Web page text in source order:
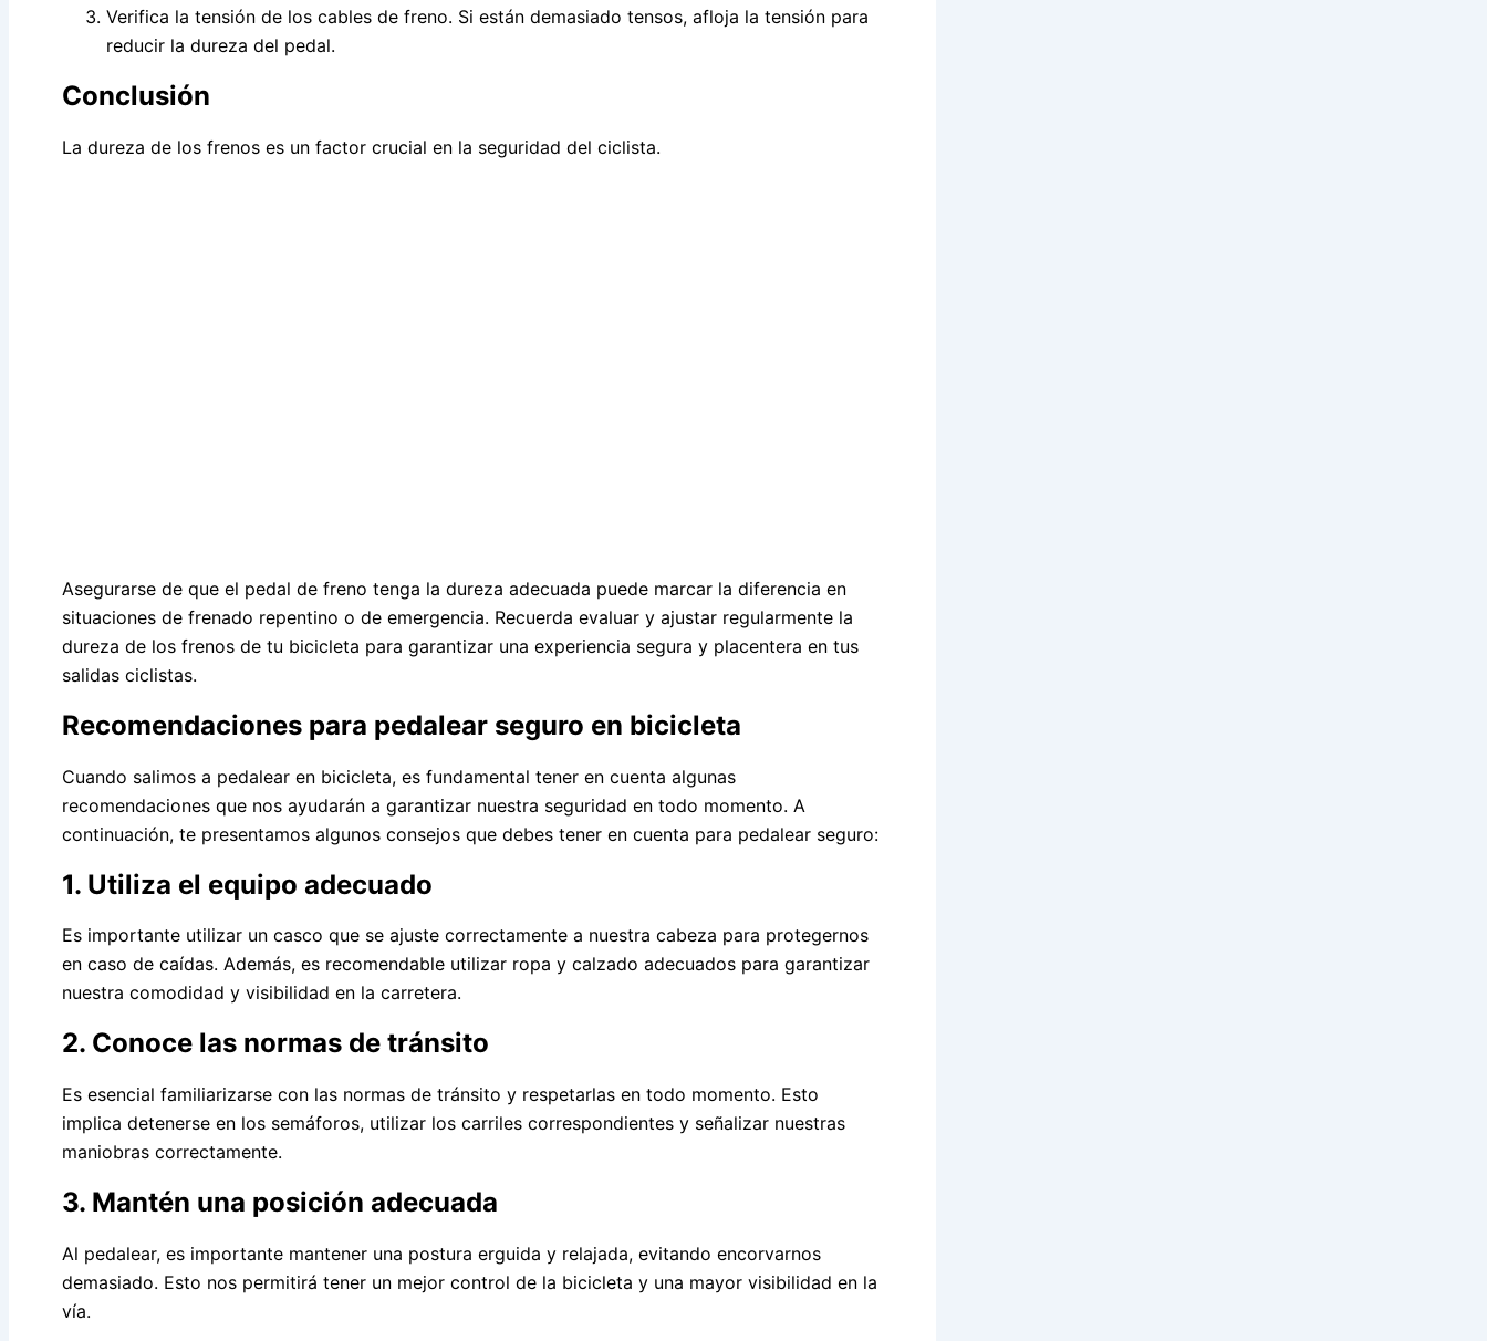
Verifica la tensión de los cables de freno. Si están demasiado tensos, afloja la tensión para
reducir la dureza del pedal.
Conclusión
La dureza de los frenos es un factor crucial en la seguridad del ciclista.
Asegurarse de que el pedal de freno tenga la dureza adecuada puede marcar la diferencia en
situaciones de frenado repentino o de emergencia. Recuerda evaluar y ajustar regularmente la
dureza de los frenos de tu bicicleta para garantizar una experiencia segura y placentera en tus
salidas ciclistas.
Recomendaciones para pedalear seguro en bicicleta
Cuando salimos a pedalear en bicicleta, es fundamental tener en cuenta algunas
recomendaciones que nos ayudarán a garantizar nuestra seguridad en todo momento. A
continuación, te presentamos algunos consejos que debes tener en cuenta para pedalear seguro:
1. Utiliza el equipo adecuado
Es importante utilizar un casco que se ajuste correctamente a nuestra cabeza para protegernos
en caso de caídas. Además, es recomendable utilizar ropa y calzado adecuados para garantizar
nuestra comodidad y visibilidad en la carretera.
2. Conoce las normas de tránsito
Es esencial familiarizarse con las normas de tránsito y respetarlas en todo momento. Esto
implica detenerse en los semáforos, utilizar los carriles correspondientes y señalizar nuestras
maniobras correctamente.
3. Mantén una posición adecuada
Al pedalear, es importante mantener una postura erguida y relajada, evitando encorvarnos
demasiado. Esto nos permitirá tener un mejor control de la bicicleta y una mayor visibilidad en la
vía.